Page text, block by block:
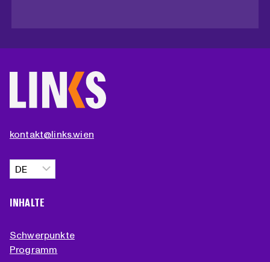
kontakt@links.wien
Sprache
auswählen
INHALTE
Schwerpunkte
Programm